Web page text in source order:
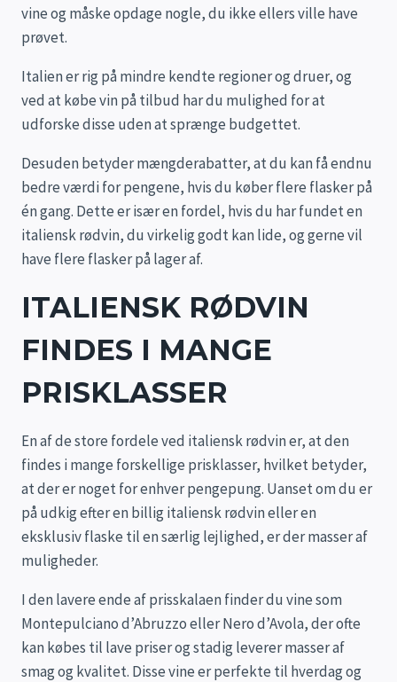
vine og måske opdage nogle, du ikke ellers ville have
prøvet.
Italien er rig på mindre kendte regioner og druer, og
ved at købe vin på tilbud har du mulighed for at
udforske disse uden at sprænge budgettet.
Desuden betyder mængderabatter, at du kan få endnu
bedre værdi for pengene, hvis du køber flere flasker på
én gang. Dette er især en fordel, hvis du har fundet en
italiensk rødvin, du virkelig godt kan lide, og gerne vil
have flere flasker på lager af.
ITALIENSK RØDVIN
FINDES I MANGE
PRISKLASSER
En af de store fordele ved italiensk rødvin er, at den
findes i mange forskellige prisklasser, hvilket betyder,
at der er noget for enhver pengepung. Uanset om du er
på udkig efter en billig italiensk rødvin eller en
eksklusiv flaske til en særlig lejlighed, er der masser af
muligheder.
I den lavere ende af prisskalaen finder du vine som
Montepulciano d’Abruzzo eller Nero d’Avola, der ofte
kan købes til lave priser og stadig leverer masser af
smag og kvalitet. Disse vine er perfekte til hverdag og